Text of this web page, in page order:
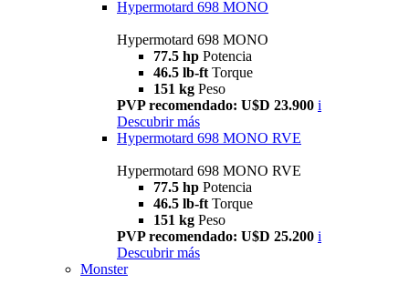
Hypermotard 698 MONO
Hypermotard 698 MONO
77.5 hp Potencia
46.5 lb-ft Torque
151 kg Peso
PVP recomendado: U$D 23.900 i
Descubrir más
Hypermotard 698 MONO RVE
Hypermotard 698 MONO RVE
77.5 hp Potencia
46.5 lb-ft Torque
151 kg Peso
PVP recomendado: U$D 25.200 i
Descubrir más
Monster